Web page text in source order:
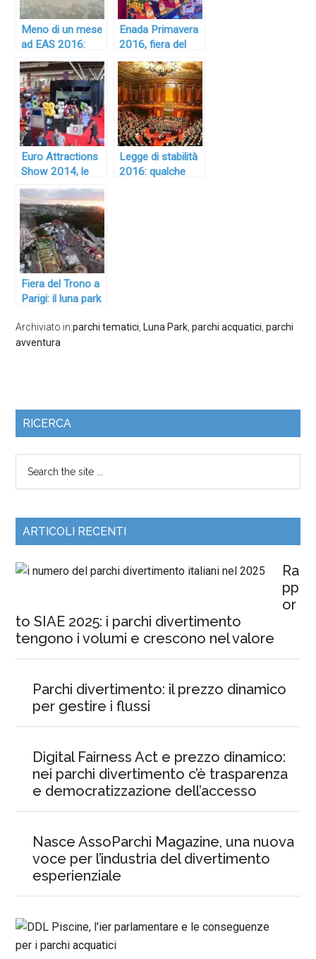
Meno di un mese
ad EAS 2016:
come partecipare
e cosa vedere alla
fiera europea di
attrazioni per
parchi
divertimento
Enada Primavera
2016, fiera del
gioco lecito, ma
con poco
“amusement” …
Euro Attractions
Show 2014, le
novità!
Legge di stabilità
2016: qualche
Fiera del Trono a
Parigi: il luna park
Francia
Archiviato in:parchi tematici Luna Park ,parchi acquatici ,parchi
avventura
RICERCA
ARTICOLI RECENTI
Ra
pp
or
to SIAE 2025: i parchi divertimento
tengono i volumi e crescono nel valore
Parchi divertimento: il prezzo dinamico
per gestire i flussi
Digital Fairness Act e prezzo dinamico:
nei parchi divertimento c’è trasparenza
e democratizzazione dell’accesso
Nasce AssoParchi Magazine, una nuova
voce per l’industria del divertimento
esperienziale